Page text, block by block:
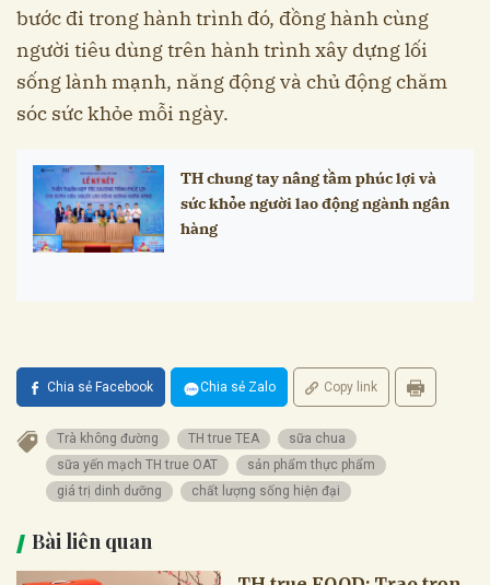
bước đi trong hành trình đó, đồng hành cùng
người tiêu dùng trên hành trình xây dựng lối
sống lành mạnh, năng động và chủ động chăm
sóc sức khỏe mỗi ngày.
TH chung tay nâng tầm phúc lợi và
sức khỏe người lao động ngành ngân
hàng
Chia sẻ Facebook Chia sẻ Zalo Copy link
Trà không đường TH true TEA
sữa chua
sữa yến mạch TH true OAT
sản phẩm thực phẩm
giá trị dinh dưỡng
chất lượng sống hiện đại
Bài liên quan